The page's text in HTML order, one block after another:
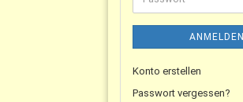
ANMELDEN
Konto erstellen
Passwort vergessen?